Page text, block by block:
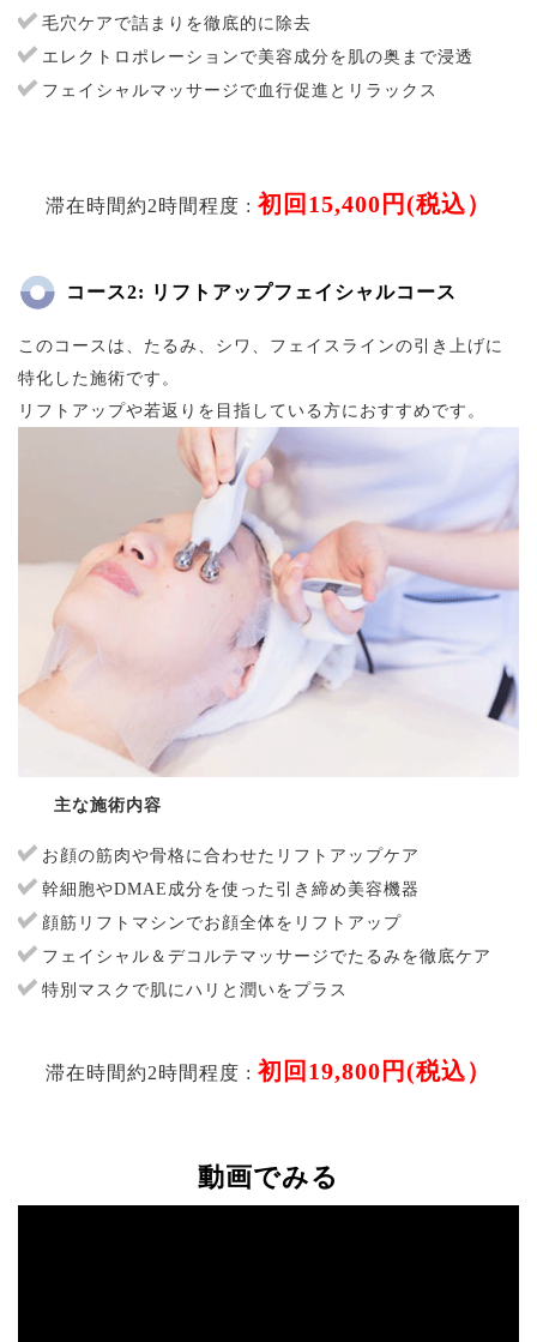
毛穴ケアで詰まりを徹底的に除去
エレクトロポレーションで美容成分を肌の奥まで浸透
フェイシャルマッサージで血行促進とリラックス
滞在時間約2時間程度 : 初回15,400円(税込）
コース2: リフトアップフェイシャルコース
このコースは、たるみ、シワ、フェイスラインの引き上げに
特化した施術です。
リフトアップや若返りを目指している方におすすめです。
主な施術内容
お顔の筋肉や骨格に合わせたリフトアップケア
幹細胞やDMAE成分を使った引き締め美容機器
顔筋リフトマシンでお顔全体をリフトアップ
フェイシャル＆デコルテマッサージでたるみを徹底ケア
特別マスクで肌にハリと潤いをプラス
滞在時間約2時間程度 : 初回19,800円(税込）
動画でみる